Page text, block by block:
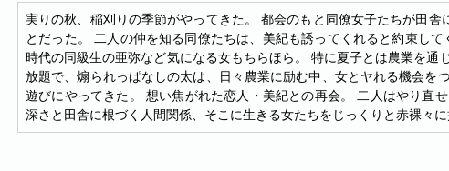
実りの秋、稲刈りの季節がやってきた。 都会のもと同僚女子たちが田
とだった。 二人の仲を知る同僚たちは、美紀も誘ってくれると約束し
時代の同級生の亜弥など気になる女もちらほら。 特に夏子とは農業を
放題で、煽られっぱなしの太は、日々農業に励む中、女とヤれる機会
遊びにやってきた。 想い焦がれた恋人・美紀との再会。 二人はやり直
深さと田舎に根づく人間関係、そこに生きる女たちをじっくりと赤裸々